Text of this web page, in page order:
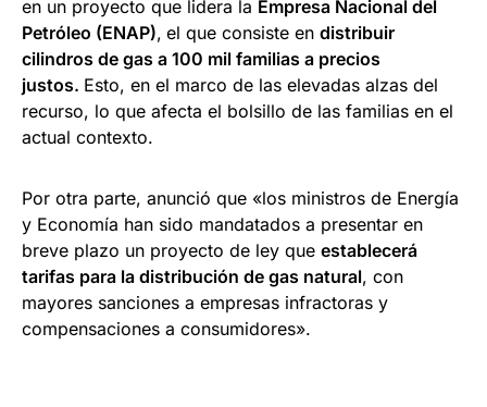
en un proyecto que lidera la Empresa Nacional del
Petróleo (ENAP), el que consiste en distribuir
cilindros de gas a 100 mil familias a precios
justos. Esto, en el marco de las elevadas alzas del
recurso, lo que afecta el bolsillo de las familias en el
actual contexto.
Por otra parte, anunció que «los ministros de Energía
y Economía han sido mandatados a presentar en
breve plazo un proyecto de ley que establecerá
tarifas para la distribución de gas natural, con
mayores sanciones a empresas infractoras y
compensaciones a consumidores».